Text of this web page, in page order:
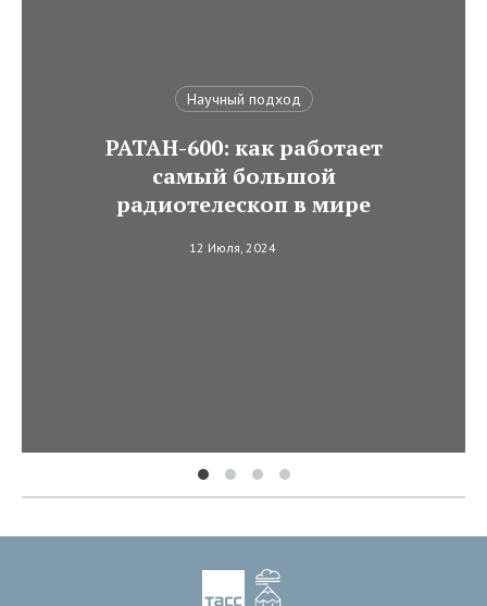
Научный подход
РАТАН-600: как работает
самый большой
радиотелескоп в мире
12 Июля, 2024